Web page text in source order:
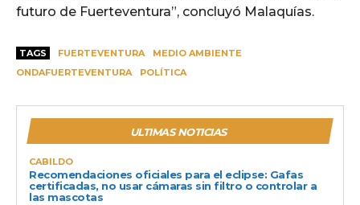
futuro de Fuerteventura”, concluyó Malaquías.
TAGS FUERTEVENTURA
MEDIO AMBIENTE
ONDAFUERTEVENTURA
POLÍTICA
ULTIMAS NOTICIAS
CABILDO
Recomendaciones oficiales para el eclipse: Gafas
certificadas, no usar cámaras sin filtro o controlar a
las mascotas